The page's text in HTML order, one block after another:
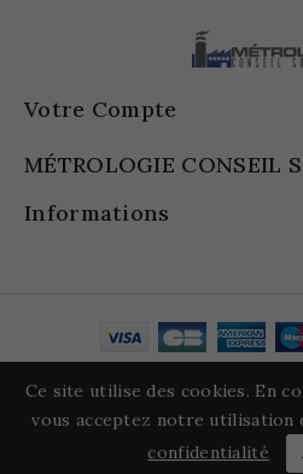
Votre Compte
MÉTROLOGIE CONSEIL
Informations
Ce site utilise des cookies. En
vous acceptez notre utilisation
confidentialité
© 2026 - Logiciel e-